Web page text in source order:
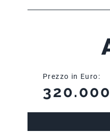
Prezzo in Euro: